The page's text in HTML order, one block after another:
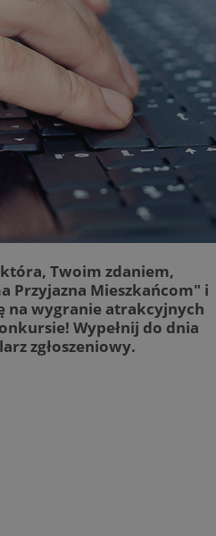
Twoim zdaniem,
Przyjazna Mieszkańcom" i
na wygranie atrakcyjnych
Wypełnij do dnia
zgłoszeniowy.